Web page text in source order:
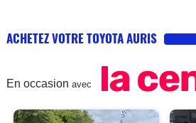
ACHETEZ VOTRE TOYOTA AURIS
En occasion avec